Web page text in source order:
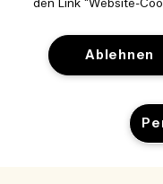
Cookies der Webseite
den Link “Website-
Ablehnen